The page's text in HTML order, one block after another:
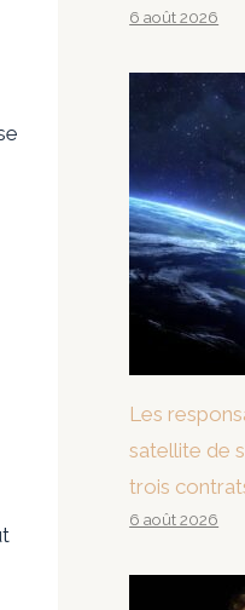
6 août 2026
Les
satellite de
trois
6 août 2026